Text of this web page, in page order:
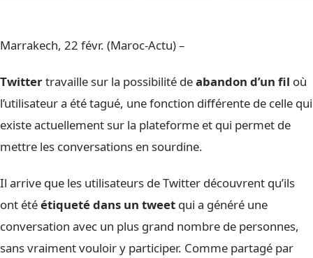
Marrakech, 22 févr. (Maroc-Actu) –
Twittertravaille sur la possibilité deabandon d’un fil où
l’utilisateur a été tagué, une fonction différente de celle qui
existe actuellement sur la plateforme et qui permet de
mettre les conversations en sourdine.
Il arrive que les utilisateurs de Twitter découvrent qu’ils
ont étéétiqueté dans un tweet qui a généré une
conversation avec un plus grand nombre de personnes,
sans vraiment vouloir y participer. Comme partagé par